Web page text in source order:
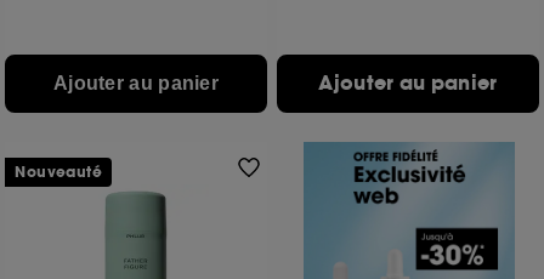
Ajouter au panier Ajouter au panier
Nouveauté